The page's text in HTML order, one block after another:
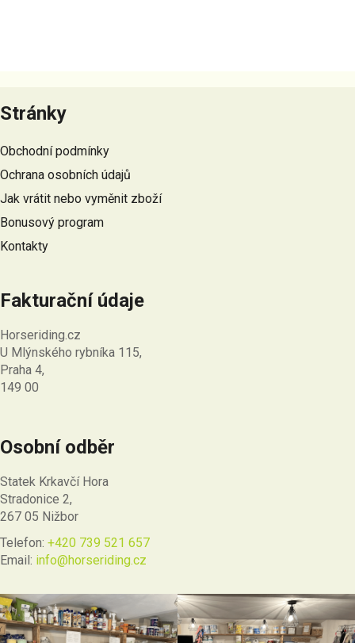
á
p
a
í
Stránky
Obchodní podmínky
Ochrana osobních údajů
Jak vrátit nebo vyměnit zboží
Bonusový program
Kontakty
Fakturační údaje
Horseriding.cz
U Mlýnského rybníka 115,
Praha 4,
149 00
Osobní odběr
Statek Krkavčí Hora
Stradonice 2,
267 05 Nižbor
Telefon: +420 739 521 657
Email: info@horseriding.cz